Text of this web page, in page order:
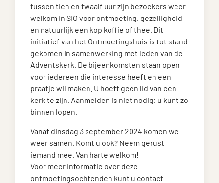
tussen tien en twaalf uur zijn bezoekers weer
welkom in SIO voor ontmoeting, gezelligheid
en natuurlijk een kop koffie of thee. Dit
initiatief van het Ontmoetingshuis is tot stand
gekomen in samenwerking met leden van de
Adventskerk. De bijeenkomsten staan open
voor iedereen die interesse heeft en een
praatje wil maken. U hoeft geen lid van een
kerk te zijn. Aanmelden is niet nodig; u kunt zo
binnen lopen.
Vanaf dinsdag 3 september 2024 komen we
weer samen. Komt u ook? Neem gerust
iemand mee. Van harte welkom!
Voor meer informatie over deze
ontmoetingsochtenden kunt u contact